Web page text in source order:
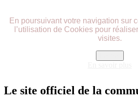
En poursuivant votre navigation sur
l’utilisation de Cookies pour
visites.
Le site officiel de la